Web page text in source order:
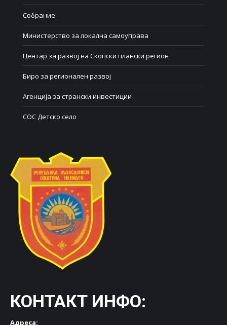
Собрание
Министерство за локална самоуправа
Центар за развој на Скопски плански регион
Биро за регионален развој
Агенција за странски инвестиции
СОС Детско село
КОНТАКТ ИНФО:
Адреса: